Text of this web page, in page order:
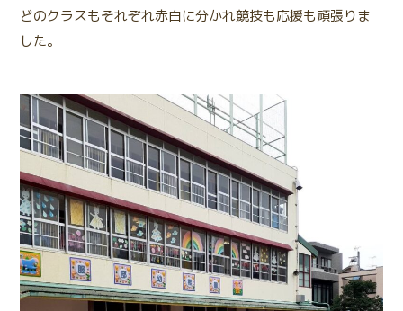
どのクラスもそれぞれ赤白に分かれ競技も応援も頑張りま
した。